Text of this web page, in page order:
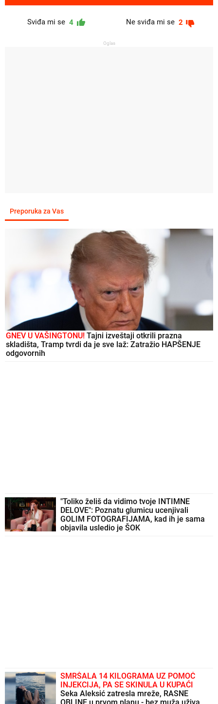
Sviđa mi se 4 Ne sviđa mi se 2
Oglas
Preporuka za Vas
GNEV U VAŠINGTONU! Tajni izveštaji otkrili prazna
skladišta, Tramp tvrdi da je sve laž: Zatražio HAPŠENJE
odgovornih
"Toliko želiš da vidimo tvoje INTIMNE
DELOVE": Poznatu glumicu ucenjivali
GOLIM FOTOGRAFIJAMA, kad ih je sama
objavila usledio je ŠOK
SMRŠALA 14 KILOGRAMA UZ POMOĆ
INJEKCIJA, PA SE SKINULA U KUPAĆI
Seka Aleksić zatresla mreže, RASNE